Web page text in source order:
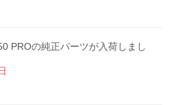
PROの純正パーツが入荷しまし